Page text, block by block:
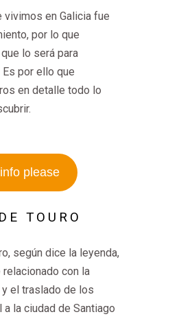
vivimos en Galicia fue
por lo que
lo será para
por ello que
en detalle todo lo
please
TOURO
según dice la leyenda,
con la
el traslado de los
la ciudad de Santiago